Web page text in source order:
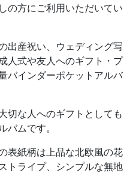
の方にご利用いただいてい
出産祝い、ウェディング写
人式や友人へのギフト・プ
バインダーポケットアルバ
切な人へのギフトとしても
バムです。
表紙柄は上品な北欧風の花
トライプ、シンプルな無地